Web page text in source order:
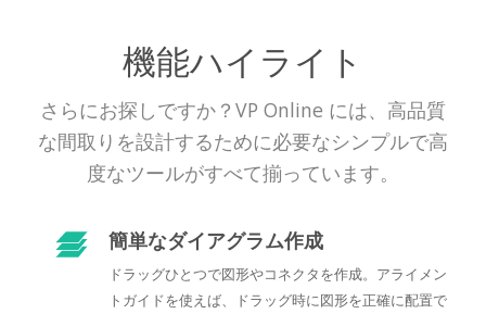
機能ハイライト
さらにお探しですか？VP Online には、高品質
な間取りを設計するために必要なシンプルで高
度なツールがすべて揃っています。
簡単なダイアグラム作成
ドラッグひとつで図形やコネクタを作成。アライメン
トガイドを使えば、ドラッグ時に図形を正確に配置で